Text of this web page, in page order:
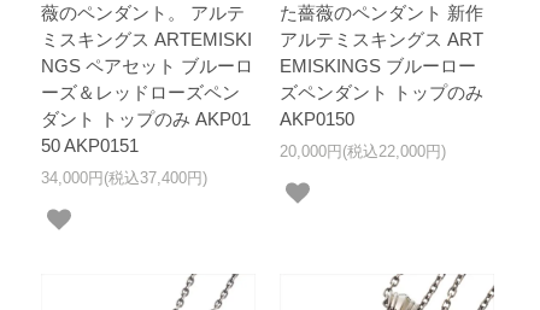
薇のペンダント。 アルテ
ミスキングス ARTEMISKI
NGS ペアセット ブルーロ
ーズ＆レッドローズペン
ダント トップのみ AKP01
50 AKP0151
34,000円(税込37,400円)
た薔薇のペンダント 新作
アルテミスキングス ART
EMISKINGS ブルーロー
ズペンダント トップのみ
AKP0150
20,000円(税込22,000円)